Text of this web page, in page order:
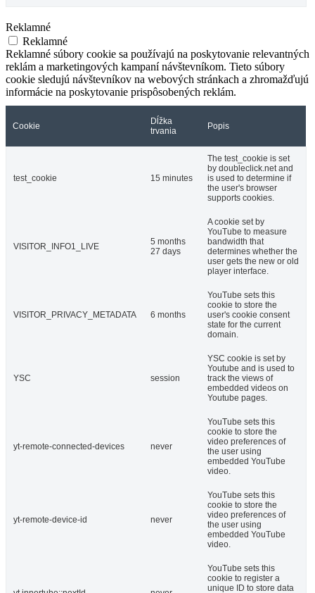
Reklamné
Reklamné
Reklamné súbory cookie sa používajú na poskytovanie relevantných
reklám a marketingových kampaní návštevníkom. Tieto súbory
cookie sledujú návštevníkov na webových stránkach a zhromažďujú
informácie na poskytovanie prispôsobených reklám.
Cookie
Dĺžka
trvania
Popis
test_cookie 15 minutes
The test_cookie is set
by doubleclick.net and
is used to determine if
the user's browser
supports cookies.
VISITOR_INFO1_LIVE
5 months
27 days
A cookie set by
YouTube to measure
bandwidth that
determines whether the
user gets the new or old
player interface.
VISITOR_PRIVACY_METADATA 6 months
YouTube sets this
cookie to store the
user's cookie consent
state for the current
domain.
YSC session
YSC cookie is set by
Youtube and is used to
track the views of
embedded videos on
Youtube pages.
yt-remote-connected-devices never
YouTube sets this
cookie to store the
video preferences of
the user using
embedded YouTube
video.
yt-remote-device-id never
YouTube sets this
cookie to store the
video preferences of
the user using
embedded YouTube
video.
YouTube sets this
cookie to register a
unique ID to store data